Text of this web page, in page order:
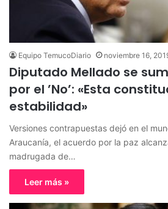
Equipo TemucoDiario noviembre 16,
Diputado Mellado se
por el ’No’: «Esta
estabilidad»
Versiones contrapuestas dejó en el
Araucanía, el acuerdo por la paz
madrugada de…
Leer más »